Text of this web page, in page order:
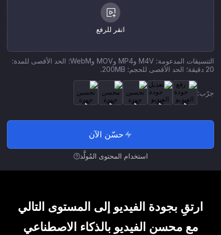
انقر للرفع
التنسيقات المدعومة: M4V وMP4 وMOV وWebM؛ الحد الأقصى للمدة:
20 دقيقة؛ الحد الأقصى للحجم: 200MB.
جرّب:
حسّن الآن
استخدام المحتوى المُولَّد
ارتقِ بجودة الفيديو إلى المستوى التالي
مع محسن الفيديو بالذكاء الاصطناعي